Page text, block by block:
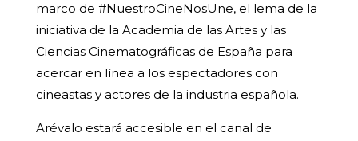
marco de #NuestroCineNosUne, el lema de la
iniciativa de la Academia de las Artes y las
Ciencias Cinematográficas de España para
acercar en línea a los espectadores con
cineastas y actores de la industria española.
Arévalo estará accesible en el canal de